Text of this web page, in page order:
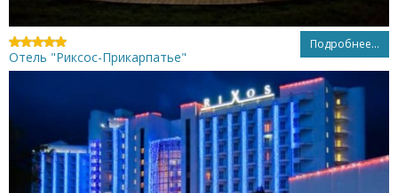
Подробнее...
Отель "Риксос-Прикарпатье"